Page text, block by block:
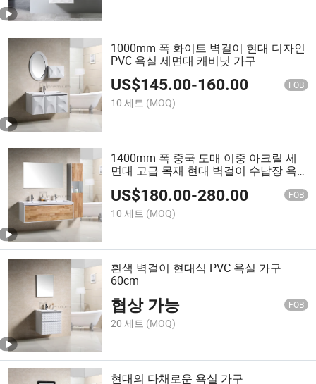
1000mm 폭 화이트 벽걸이 현대 디자인
PVC 욕실 세면대 캐비닛 가구
US$145.00-160.00 FOB
10 세트 (MOQ)
1400mm 폭 중국 도매 이중 아크릴 세
면대 고급 목재 현대 벽걸이 수납장 욕
US$180.00-280.00 FOB
10 세트 (MOQ)
흰색 벽걸이 현대식 PVC 욕실 가구
60cm
협상 가능 FOB
20 세트 (MOQ)
현대의 다채로운 욕실 가구